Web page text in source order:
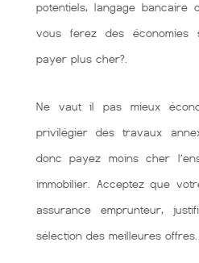
potentiels, langage bancaire
vous ferez des économies
payer plus cher?.
Ne vaut il pas mieux
privilégier des travaux
donc payez moins cher
immobilier. Acceptez que
assurance emprunteur,
sélection des meilleures offres.